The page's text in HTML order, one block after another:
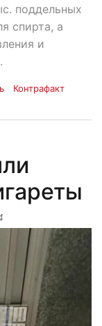
поддельных
спирта, а
и
Контрафакт